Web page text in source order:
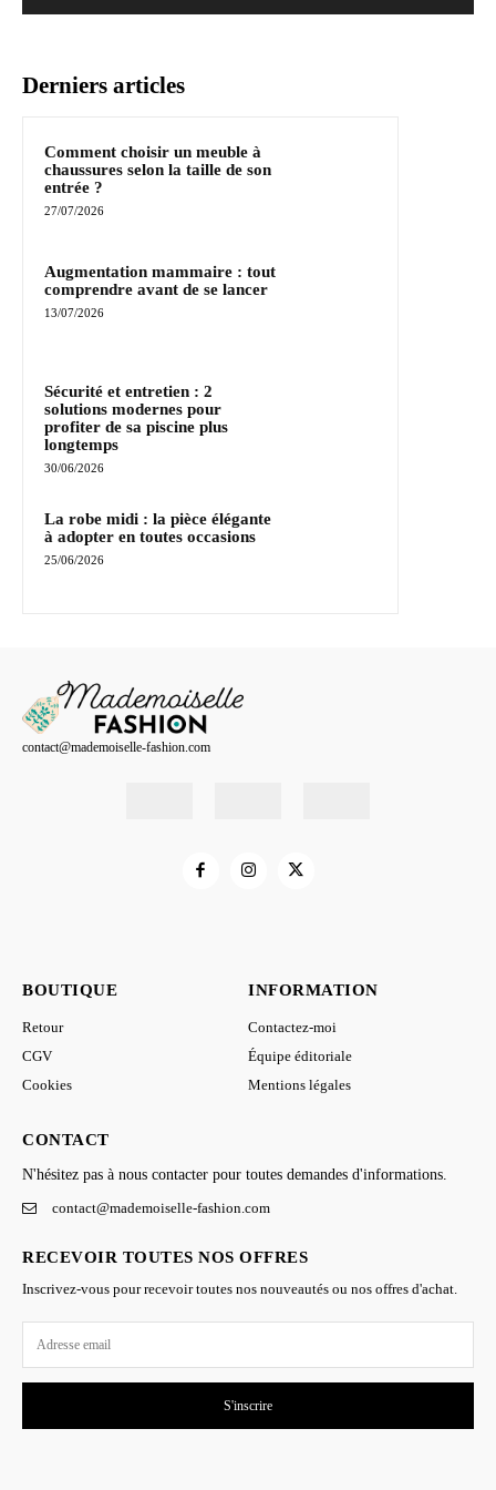
Derniers articles
Comment choisir un meuble à
chaussures selon la taille de son
entrée ?
27/07/2026
Augmentation mammaire : tout
comprendre avant de se lancer
13/07/2026
Sécurité et entretien : 2
solutions modernes pour
profiter de sa piscine plus
longtemps
30/06/2026
La robe midi : la pièce élégante
à adopter en toutes occasions
25/06/2026
contact@mademoiselle-fashion.com
BOUTIQUE
Retour
CGV
Cookies
INFORMATION
Contactez-moi
Équipe éditoriale
Mentions légales
CONTACT
N'hésitez pas à nous contacter pour toutes demandes d'informations.
contact@mademoiselle-fashion.com
RECEVOIR TOUTES NOS OFFRES
Inscrivez-vous pour recevoir toutes nos nouveautés ou nos offres d'achat.
S'inscrire